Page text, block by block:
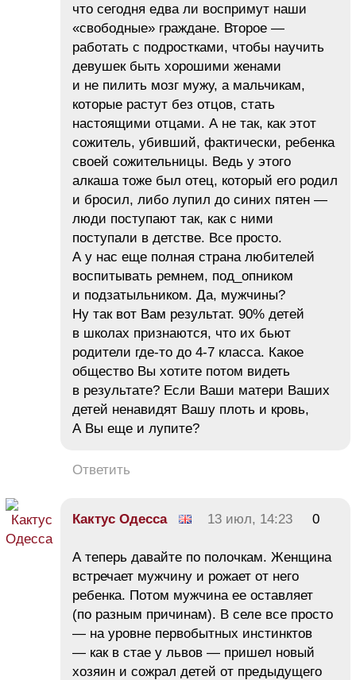
что сегодня едва ли воспримут наши
«свободные» граждане. Второе —
работать с подростками, чтобы научить
девушек быть хорошими женами
и не пилить мозг мужу, а мальчикам,
которые растут без отцов, стать
настоящими отцами. А не так, как этот
сожитель, убивший, фактически, ребенка
своей сожительницы. Ведь у этого
алкаша тоже был отец, который его родил
и бросил, либо лупил до синих пятен —
люди поступают так, как с ними
поступали в детстве. Все просто.
А у нас еще полная страна любителей
воспитывать ремнем, под_опником
и подзатыльником. Да, мужчины?
Ну так вот Вам результат. 90% детей
в школах признаются, что их бьют
родители где-то до 4-7 класса. Какое
общество Вы хотите потом видеть
в результате? Если Ваши матери Ваших
детей ненавидят Вашу плоть и кровь,
А Вы еще и лупите?
Ответить
Кактус Одесса 13 июл, 14:23 0
А теперь давайте по полочкам. Женщина
встречает мужчину и рожает от него
ребенка. Потом мужчина ее оставляет
(по разным причинам). В селе все просто
— на уровне первобытных инстинктов
— как в стае у львов — пришел новый
хозяин и сожрал детей от предыдущего